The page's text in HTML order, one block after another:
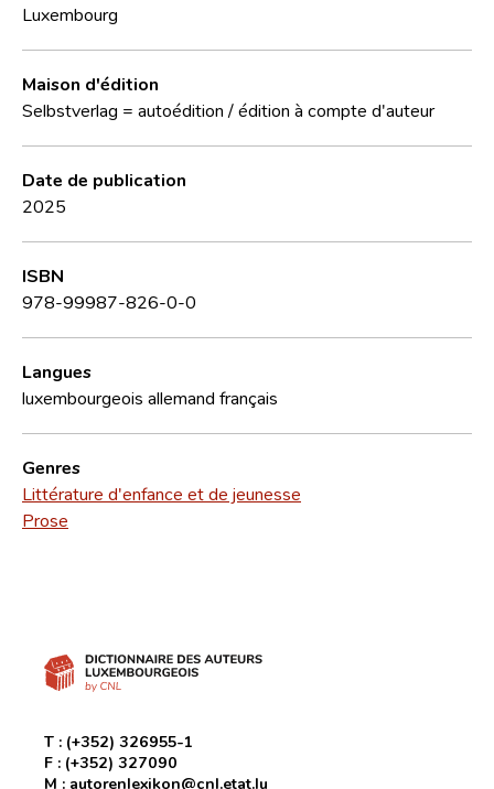
Luxembourg
Maison d'édition
Selbstverlag = autoédition / édition à compte d'auteur
Date de publication
2025
ISBN
978-99987-826-0-0
Langues
luxembourgeois allemand français
Genres
Littérature d'enfance et de jeunesse
Prose
T : (+352) 326955-1
F : (+352) 327090
M : autorenlexikon@cnl.etat.lu